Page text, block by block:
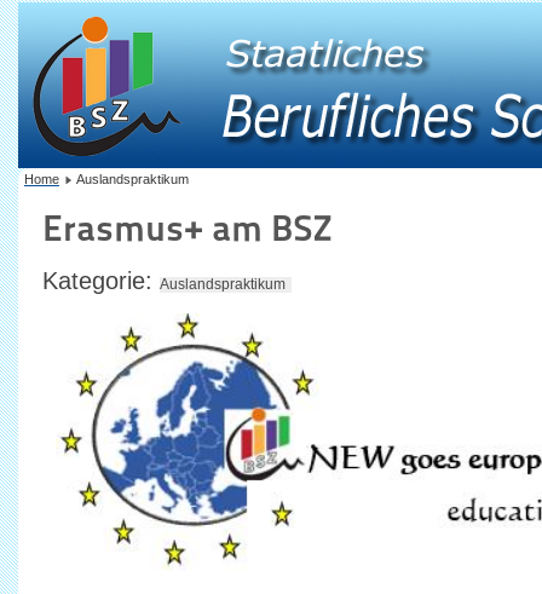
Home Auslandspraktikum
Erasmus+ am BSZ
Kategorie: Auslandspraktikum